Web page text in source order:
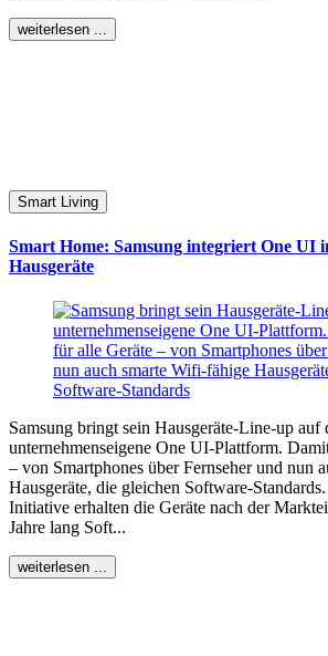
weiterlesen ...
Smart Living
Smart Home: Samsung integriert One UI
Hausgeräte
Samsung bringt sein Hausgeräte-Line-up auf
unternehmenseigene One UI-Plattform.
– von Smartphones über Fernseher und nun
Hausgeräte, die gleichen Software-
Initiative erhalten die Geräte nach der
Jahre lang Soft...
weiterlesen ...